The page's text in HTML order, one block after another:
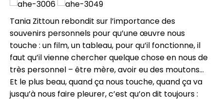
Tania Zittoun rebondit sur l’importance des
souvenirs personnels pour qu’une œuvre nous
touche : un film, un tableau, pour qu’il fonctionne, il
faut qu’il vienne chercher quelque chose en nous de
très personnel – être mère, avoir eu des moutons…
Et le plus beau, quand ça nous touche, quand ça va
jusqu’à nous faire pleurer, c’est qu’on dit toujours :